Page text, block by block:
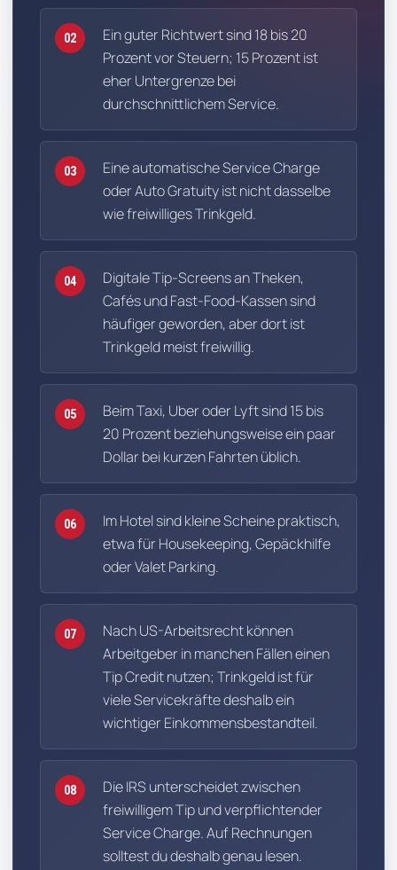
02
Ein guter Richtwert sind 18 bis 20
Prozent vor Steuern; 15 Prozent ist
eher Untergrenze bei
durchschnittlichem Service.
03
Eine automatische Service Charge
oder Auto Gratuity ist nicht dasselbe
wie freiwilliges Trinkgeld.
04
Digitale Tip-Screens an Theken,
Cafés und Fast-Food-Kassen sind
häufiger geworden, aber dort ist
Trinkgeld meist freiwillig.
05
Beim Taxi, Uber oder Lyft sind 15 bis
20 Prozent beziehungsweise ein paar
Dollar bei kurzen Fahrten üblich.
06
Im Hotel sind kleine Scheine praktisch,
etwa für Housekeeping, Gepäckhilfe
oder Valet Parking.
07
Nach US-Arbeitsrecht können
Arbeitgeber in manchen Fällen einen
Tip Credit nutzen; Trinkgeld ist für
viele Servicekräfte deshalb ein
wichtiger Einkommensbestandteil.
08
Die IRS unterscheidet zwischen
freiwilligem Tip und verpflichtender
Service Charge. Auf Rechnungen
solltest du deshalb genau lesen.